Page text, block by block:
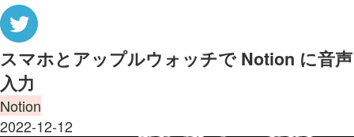
スマホとアップルウォッチで Notion に音声
入力
Notion
2022-12-12